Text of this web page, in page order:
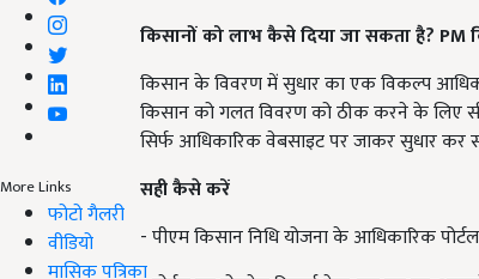
More Links
फोटो गैलरी
वीडियो
मासिक पत्रिका
किसानों को लाभ कैसे दिया जा सकता है? PM
किसान के विवरण में सुधार का एक विकल्प
किसान को गलत विवरण को ठीक करने के लिए
सिर्फ आधिकारिक वेबसाइट पर जाकर सुधार कर
सही कैसे करें
- पीएम किसान निधि योजना के आधिकारिक